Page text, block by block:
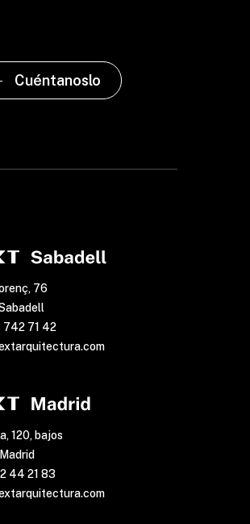
Cuéntanoslo
76
71 42
120, bajos
44 21 83